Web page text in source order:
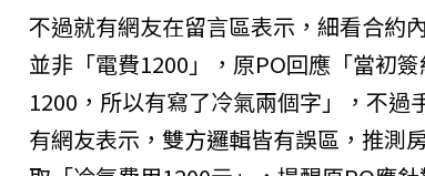
不過就有網友在留言區表示，細看合約
並非「電費1200」，原PO回應「當初
1200，所以有寫了冷氣兩個字」，不
有網友表示，雙方邏輯皆有誤區，推測